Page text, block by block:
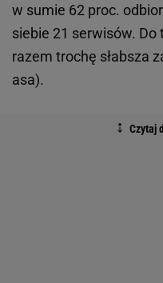
w sumie 62 proc.
siebie 21 serwisów.
razem trochę słabsza
asa).